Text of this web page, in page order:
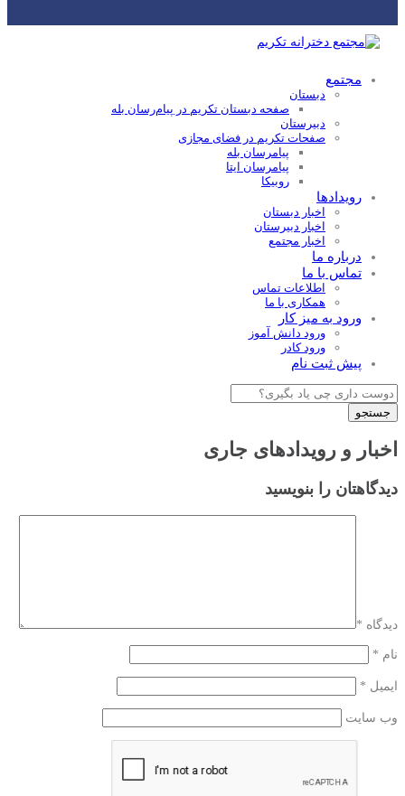
مجتمع
دبستان
صفحه دبستان تکریم در پیام‌رسان بله
دبیرستان
صفحات تکریم در فضای مجازی
پیامرسان بله
پیامرسان ایتا
روبیکا
رویدادها
اخبار دبستان
اخبار دبیرستان
اخبار مجتمع
درباره ما
تماس با ما
اطلاعات تماس
همکاری با ما
ورود به میز کار
ورود دانش آموز
ورود کادر
پیش ثبت نام
Products
search
جستجو
اخبار و رویدادهای جاری
دیدگاهتان را بنویسید
دیدگاه *
نام *
ایمیل *
وب‌ سایت